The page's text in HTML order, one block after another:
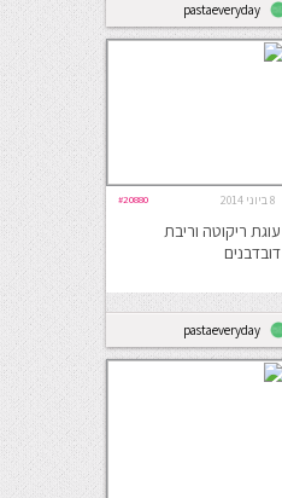
pastaeveryday
8 ביוני 2014 #20880
עוגת ריקוטה וריבת
דובדבנים
pastaeveryday